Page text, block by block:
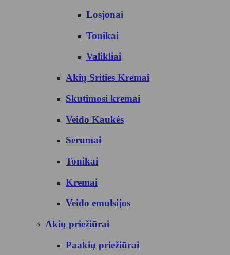
Losjonai
Tonikai
Valikliai
Akių Srities Kremai
Skutimosi kremai
Veido Kaukės
Serumai
Tonikai
Kremai
Veido emulsijos
Akių priežiūrai
Paakių priežiūrai